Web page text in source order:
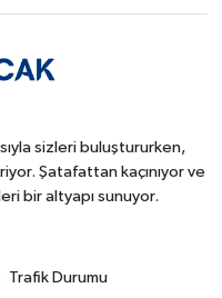
sizleri buluştururken,
Şatafattan kaçınıyor ve
bir altyapı sunuyor.
Trafik Durumu